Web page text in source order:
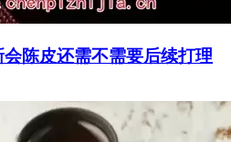
陈皮还需不需要后续打理